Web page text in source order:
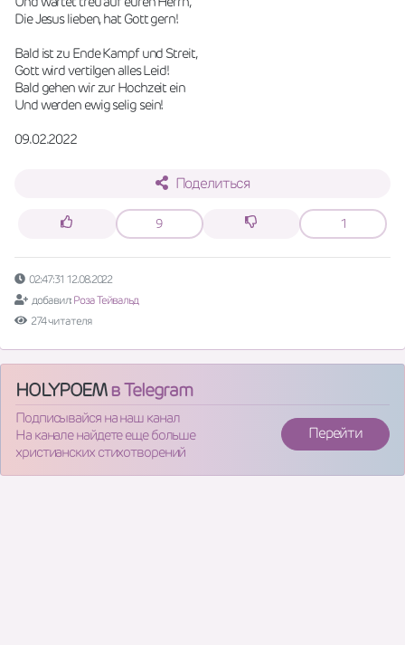
Die Jesus lieben, hat Gott gern!
Bald ist zu Ende Kampf und Streit,
Gott wird vertilgen alles Leid!
Bald gehen wir zur Hochzeit ein
Und werden ewig selig sein!
09.02.2022
Поделиться
9 1
02:47:31 12.08.2022
добавил: Роза Тейвальд
274 читателя
HOLYPOEMв Telegram
Подписывайся на наш канал
На канале найдете еще больше
христианских стихотворений
Перейти